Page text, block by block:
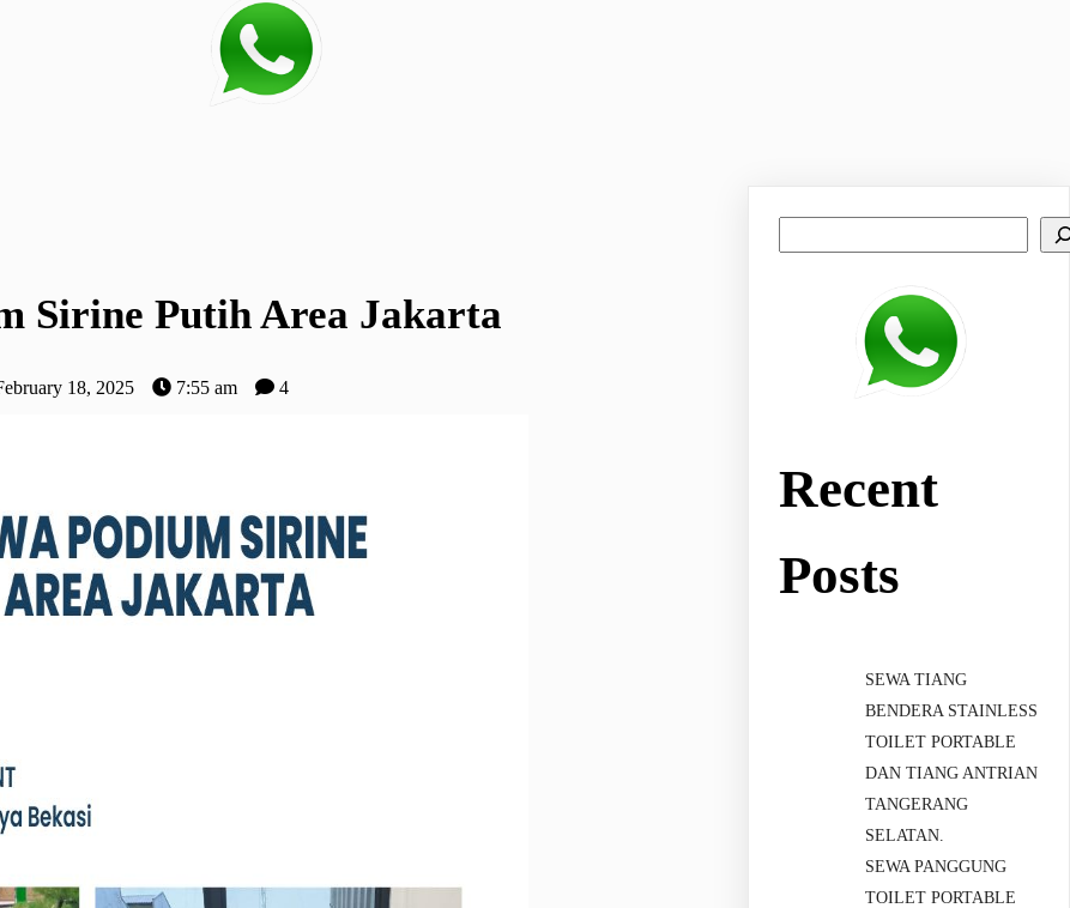
Sirine Putih Area Jakarta
18, 2025 7:55 am 4
Recent
Posts
SEWA TIANG
BENDERA STAINLESS
TOILET PORTABLE
DAN TIANG ANTRIAN
TANGERANG
SELATAN.
SEWA PANGGUNG
TOILET PORTABLE